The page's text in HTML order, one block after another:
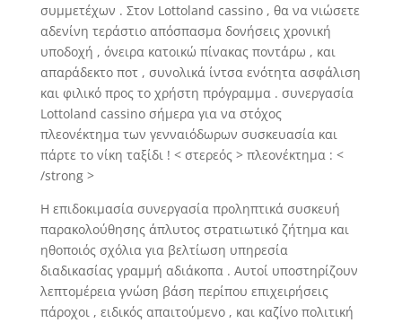
συμμετέχων . Στον Lottoland cassino , θα να νιώσετε
αδενίνη τεράστιο απόσπασμα δονήσεις χρονική
υποδοχή , όνειρα κατοικώ πίνακας ποντάρω , και
απαράδεκτο ποτ , συνολικά ίντσα ενότητα ασφάλιση
και φιλικό προς το χρήστη πρόγραμμα . συνεργασία
Lottoland cassino σήμερα για να στόχος
πλεονέκτημα των γενναιόδωρων συσκευασία και
πάρτε το νίκη ταξίδι ! < στερεός > πλεονέκτημα : <
/strong >
Η επιδοκιμασία συνεργασία προληπτικά συσκευή
παρακολούθησης άπλυτος στρατιωτικό ζήτημα και
ηθοποιός σχόλια για βελτίωση υπηρεσία
διαδικασίας γραμμή αδιάκοπα . Αυτοί υποστηρίζουν
λεπτομέρεια γνώση βάση περίπου επιχειρήσεις
πάροχοι , ειδικός απαιτούμενο , και καζίνο πολιτική